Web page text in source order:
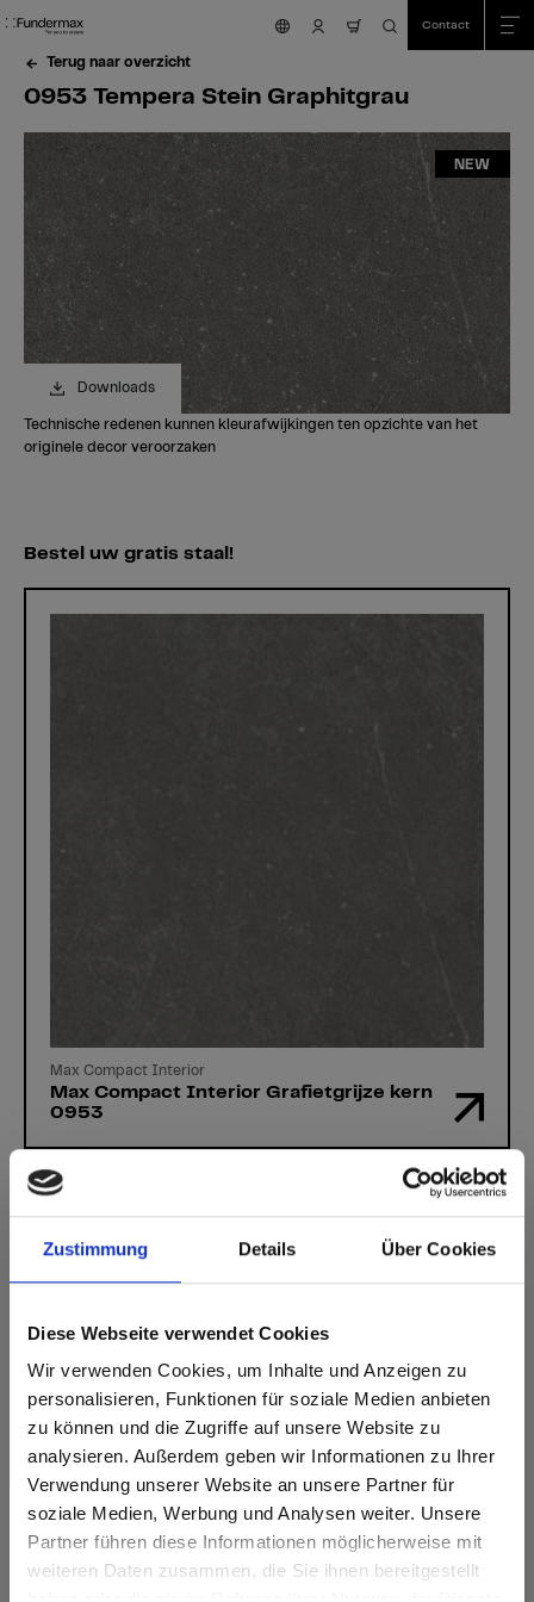
Zustimmung Details Über Cookies
Diese Webseite verwendet Cookies
Wir verwenden Cookies, um Inhalte und Anzeigen zu
personalisieren, Funktionen für soziale Medien anbieten
zu können und die Zugriffe auf unsere Website zu
analysieren. Außerdem geben wir Informationen zu Ihrer
Verwendung unserer Website an unsere Partner für
soziale Medien, Werbung und Analysen weiter. Unsere
Partner führen diese Informationen möglicherweise mit
weiteren Daten zusammen, die Sie ihnen bereitgestellt
sr.modal is not closeable
Are you based in the Verenigde
Staten?
sr.skip-to.main-content
sr.skip-to.table-of-contents
sr.skip-to.main-navigation
nav.cart.item.count
Contact
Terug naar overzicht
0953 Tempera Stein Graphitgrau
Downloads
NEW
Technische redenen kunnen kleurafwijkingen ten opzichte van het
originele decor veroorzaken
Bestel uw gratis staal!
Max Compact Interior
Max Compact Interior Grafietgrijze kern
0953
Heeft u vragen?
Onze experts helpen u graag verder!
Contactformulier